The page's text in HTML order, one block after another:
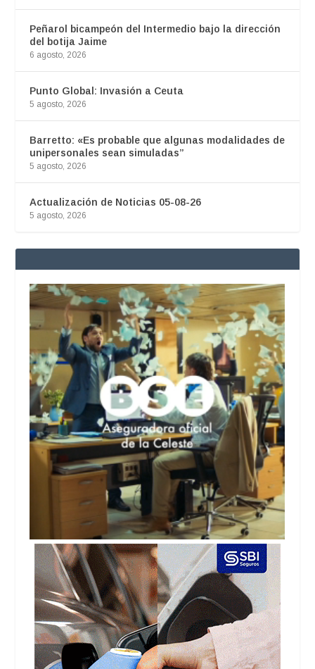
Peñarol bicampeón del Intermedio bajo la dirección
del botija Jaime
6 agosto, 2026
Punto Global: Invasión a Ceuta
5 agosto, 2026
Barretto: «Es probable que algunas modalidades de
unipersonales sean simuladas”
5 agosto, 2026
Actualización de Noticias 05-08-26
5 agosto, 2026